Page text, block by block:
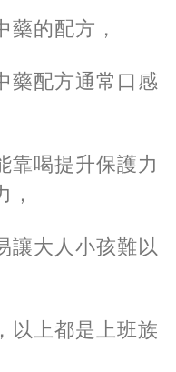
的配方，
藥配方通常口感
靠喝提升保護力
讓大人小孩難以
以上都是上班族